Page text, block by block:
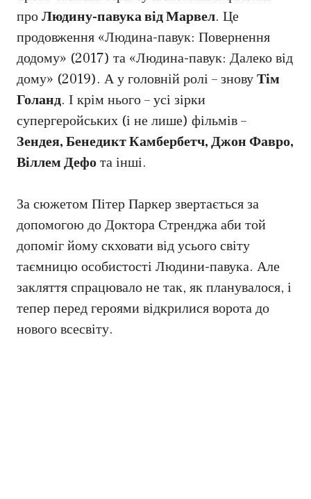
проЛюдину-павука від Марвел. Це
продовження «Людина-павук: Повернення
додому» (2017) та «Людина-павук: Далеко від
дому» (2019). А у головній ролі – зновуТім
Голанд. І крім нього – усі зірки
супергеройських (і не лише) фільмів –
Зендея, Бенедикт Камбербетч, Джон Фавро,
Віллем Дефота інші.
За сюжетом Пітер Паркер звертається за
допомогою до Доктора Стренджа аби той
допоміг йому скховати від усього світу
таємницю особистості Людини-павука. Але
закляття спрацювало не так, як планувалося, і
тепер перед героями відкрилися ворота до
нового всесвіту.